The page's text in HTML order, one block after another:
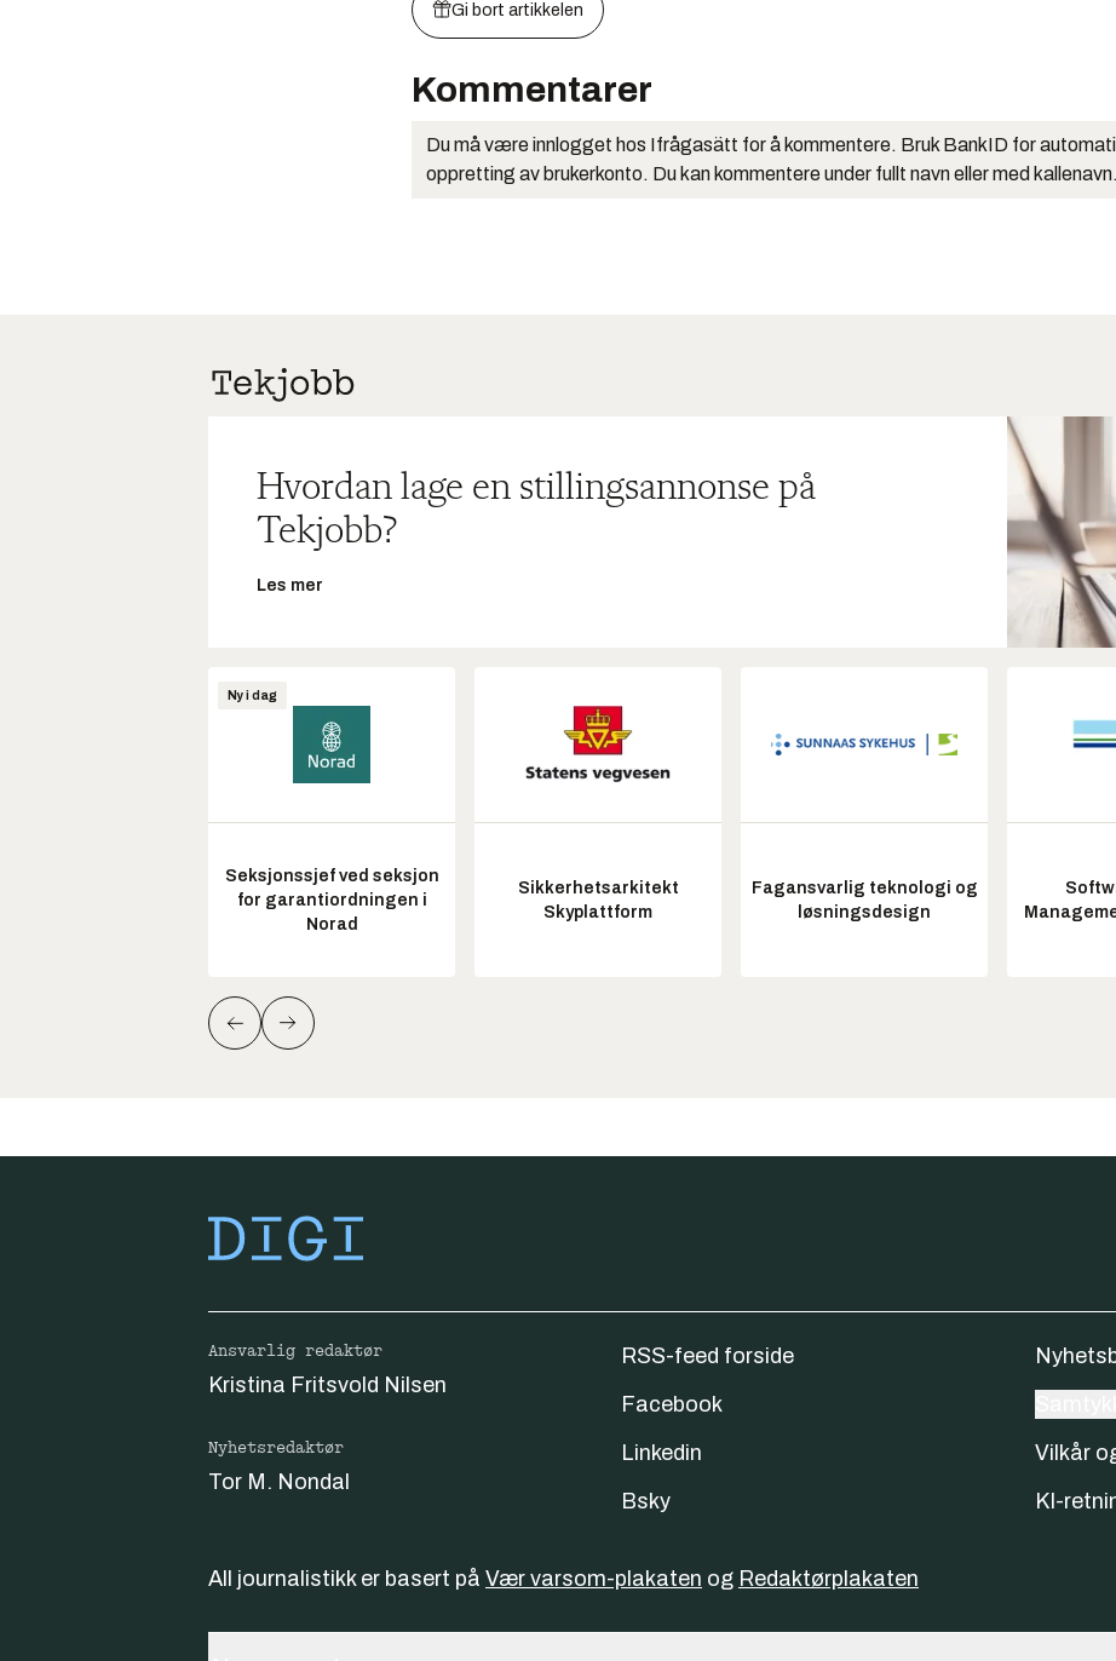
Gi bort artikkelen
Kommentarer
Du må være innlogget hos Ifrågasätt for å kommentere. Bruk BankID for
oppretting av brukerkonto. Du kan kommentere under fullt navn eller med kallenavn.
Hvordan lage en stillingsannonse på
Tekjobb?
Les mer
Ny i dag
Seksjonssjef ved seksjon
for garantiordningen i
Norad
Sikkerhetsarkitekt
Skyplattform
Fagansvarlig teknologi og
løsningsdesign
Ansvarlig redaktør
Kristina Fritsvold Nilsen
Nyhetsredaktør
Tor M. Nondal
RSS-feed forside
Facebook
Linkedin
Bsky
Vilkår
KI-
All journalistikk er basert på Vær varsom-plakaten og Redaktørplakaten